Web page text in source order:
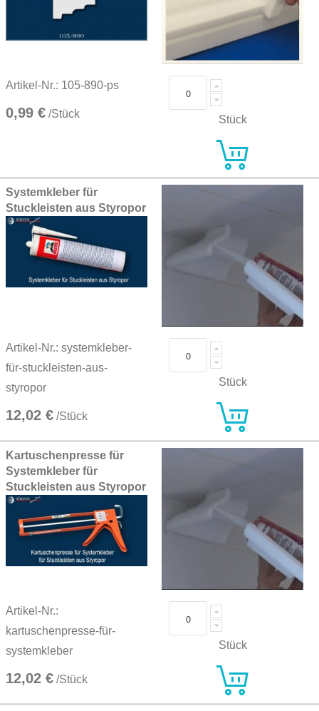
Artikel-Nr.: 105-890-ps
0,99 € /Stück Stück
Systemkleber für
Stuckleisten aus Styropor
Artikel-Nr.: systemkleber-
für-stuckleisten-aus-
styropor
12,02 € /Stück
Stück
Kartuschenpresse für
Systemkleber für
Stuckleisten aus Styropor
Artikel-Nr.:
kartuschenpresse-für-
systemkleber
12,02 € /Stück
Stück